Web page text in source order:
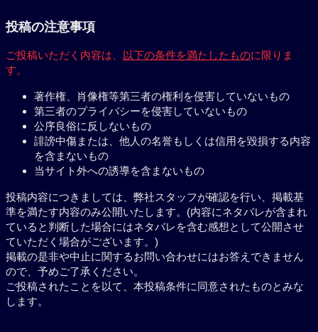
投稿の注意事項
ご投稿いただく内容は、 以下の条件を満たしたものに限りま
す。
著作権、肖像権等第三者の権利を侵害していないもの
第三者のプライバシーを侵害していないもの
公序良俗に反しないもの
誹謗中傷または、他人の名誉もしくは信用を毀損する内容
を含まないもの
当サイト外への誘導を含まないもの
投稿内容につきましては、弊社スタッフが確認を行い、掲載基
準を満たす内容のみ公開いたします。(内容にネタバレが含まれ
ていると判断した場合にはネタバレを含む感想として公開させ
ていただく場合がございます。)
掲載の是非や中止に関するお問い合わせにはお答えできません
ので、予めご了承ください。
ご投稿されたことを以て、本投稿条件に同意されたものとみな
します。